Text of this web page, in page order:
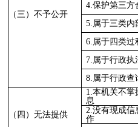
（三）不予公开
4.保护第三方
5.属于三类内
6.属于四类过
7.属于行政执
8.属于行政查
（四）无法提供
1.本机关不掌
息
2.没有现成信
作